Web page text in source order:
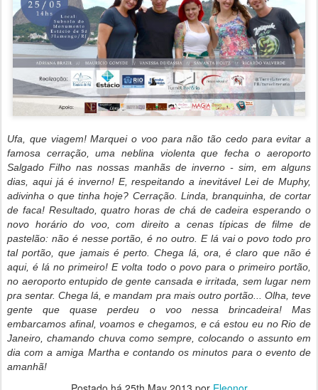
Ufa, que viagem! Marquei o voo para não tão cedo para evitar a
famosa cerração, uma neblina violenta que fecha o aeroporto
Salgado Filho nas nossas manhãs de inverno - sim, em alguns
dias, aqui já é inverno! E, respeitando a inevitável Lei de Muphy,
adivinha o que tinha hoje? Cerração. Linda, branquinha, de cortar
de faca! Resultado, quatro horas de chá de cadeira esperando o
novo horário do voo, com direito a cenas típicas de filme de
pastelão: não é nesse portão, é no outro. E lá vai o povo todo pro
tal portão, que jamais é perto. Chega lá, ora, é claro que não é
aqui, é lá no primeiro! E volta todo o povo para o primeiro portão,
no aeroporto entupido de gente cansada e irritada, sem lugar nem
pra sentar. Chega lá, e mandam pra mais outro portão... Olha, teve
gente que quase perdeu o voo nessa brincadeira! Mas
embarcamos afinal, voamos e chegamos, e cá estou eu no Rio de
Janeiro, chamando chuva como sempre, colocando o assunto em
dia com a amiga Martha e contando os minutos para o evento de
amanhã!